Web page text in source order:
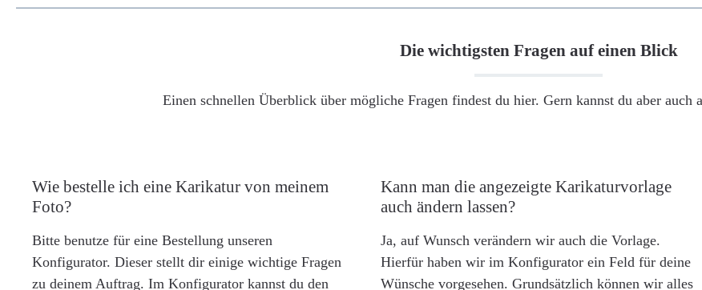
Die wichtigsten Fragen auf einen Blick
Einen schnellen Überblick über mögliche Fragen findest du hier. Gern kannst du aber auch
Wie bestelle ich eine Karikatur von meinem
Foto?
Bitte benutze für eine Bestellung unseren
Konfigurator. Dieser stellt dir einige wichtige Fragen
zu deinem Auftrag. Im Konfigurator kannst du den
Kann man die angezeigte Karikaturvorlage
auch ändern lassen?
Ja, auf Wunsch verändern wir auch die Vorlage.
Hierfür haben wir im Konfigurator ein Feld für deine
Wünsche vorgesehen. Grundsätzlich können wir alles